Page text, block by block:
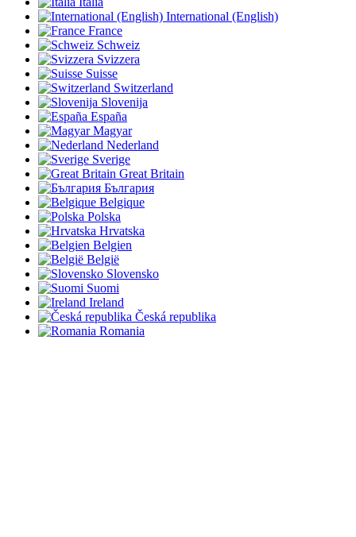
International (English)
France
Schweiz
Svizzera
Suisse
Switzerland
Slovenija
España
Magyar
Nederland
Sverige
Great Britain
България
Belgique
Polska
Hrvatska
Belgien
België
Slovensko
Suomi
Ireland
Česká republika
Romania